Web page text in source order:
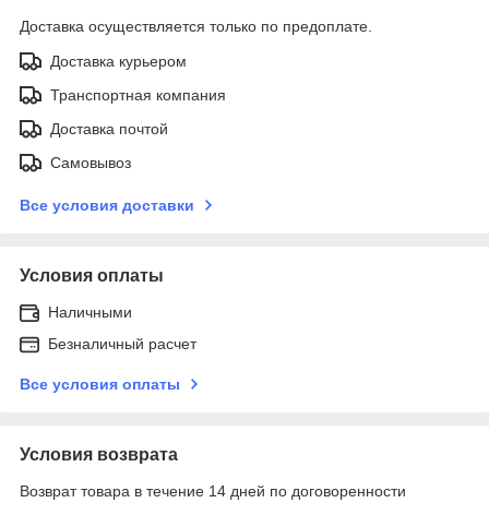
Доставка осуществляется только по предоплате.
Доставка курьером
Транспортная компания
Доставка почтой
Самовывоз
Все условия доставки
Условия оплаты
Наличными
Безналичный расчет
Все условия оплаты
Условия возврата
Возврат товара в течение 14 дней по договоренности